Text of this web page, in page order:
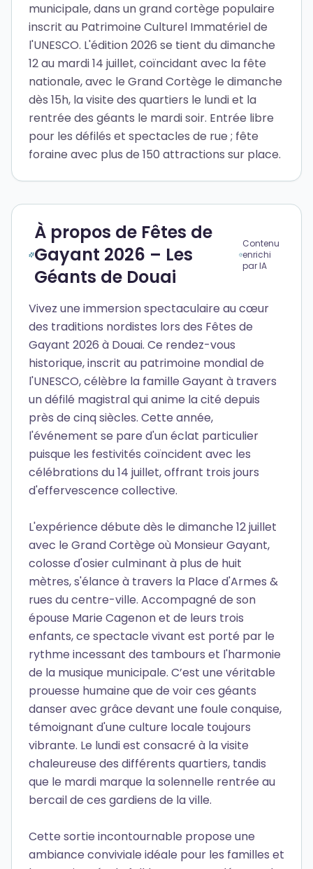
municipale, dans un grand cortège populaire
inscrit au Patrimoine Culturel Immatériel de
l'UNESCO. L'édition 2026 se tient du dimanche
12 au mardi 14 juillet, coïncidant avec la fête
nationale, avec le Grand Cortège le dimanche
dès 15h, la visite des quartiers le lundi et la
rentrée des géants le mardi soir. Entrée libre
pour les défilés et spectacles de rue ; fête
foraine avec plus de 150 attractions sur place.
À propos de Fêtes de
Gayant 2026 – Les
Géants de Douai
Contenu
enrichi
par IA
Vivez une immersion spectaculaire au cœur
des traditions nordistes lors des Fêtes de
Gayant 2026 à Douai. Ce rendez-vous
historique, inscrit au patrimoine mondial de
l'UNESCO, célèbre la famille Gayant à travers
un défilé magistral qui anime la cité depuis
près de cinq siècles. Cette année,
l'événement se pare d'un éclat particulier
puisque les festivités coïncident avec les
célébrations du 14 juillet, offrant trois jours
d'effervescence collective.
L'expérience débute dès le dimanche 12 juillet
avec le Grand Cortège où Monsieur Gayant,
colosse d'osier culminant à plus de huit
mètres, s'élance à travers la Place d'Armes &
rues du centre-ville. Accompagné de son
épouse Marie Cagenon et de leurs trois
enfants, ce spectacle vivant est porté par le
rythme incessant des tambours et l'harmonie
de la musique municipale. C’est une véritable
prouesse humaine que de voir ces géants
danser avec grâce devant une foule conquise,
témoignant d'une culture locale toujours
vibrante. Le lundi est consacré à la visite
chaleureuse des différents quartiers, tandis
que le mardi marque la solennelle rentrée au
bercail de ces gardiens de la ville.
Cette sortie incontournable propose une
ambiance conviviale idéale pour les familles et